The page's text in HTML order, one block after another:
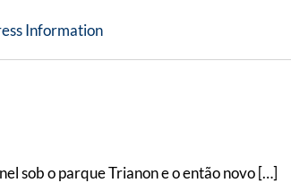
Information
sob o parque Trianon e o então novo […]